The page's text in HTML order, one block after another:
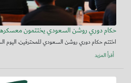
حكام دوري روشن السعودي يختتمون معسكرهم
اختتم حكام دوري روشن السعودي للمحترفين، اليوم
أقرأ المزيد